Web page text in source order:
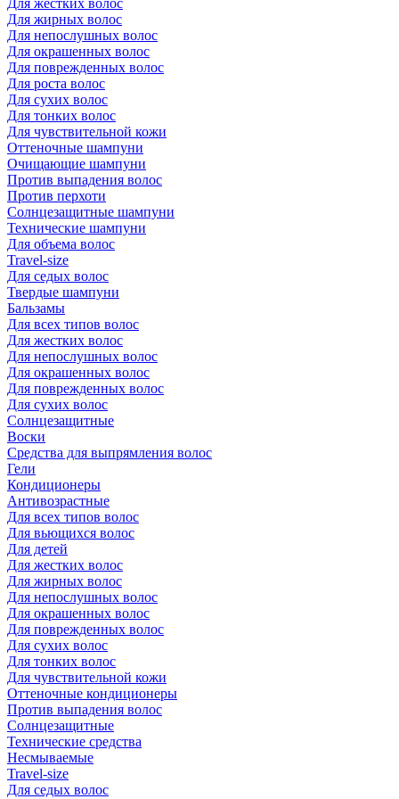
Для жестких волос
Для жирных волос
Для непослушных волос
Для окрашенных волос
Для поврежденных волос
Для роста волос
Для сухих волос
Для тонких волос
Для чувствительной кожи
Оттеночные шампуни
Очищающие шампуни
Против выпадения волос
Против перхоти
Солнцезащитные шампуни
Технические шампуни
Для объема волос
Travel-size
Для седых волос
Твердые шампуни
Бальзамы
Для всех типов волос
Для жестких волос
Для непослушных волос
Для окрашенных волос
Для поврежденных волос
Для сухих волос
Солнцезащитные
Воски
Средства для выпрямления волос
Гели
Кондиционеры
Антивозрастные
Для всех типов волос
Для вьющихся волос
Для детей
Для жестких волос
Для жирных волос
Для непослушных волос
Для окрашенных волос
Для поврежденных волос
Для сухих волос
Для тонких волос
Для чувствительной кожи
Оттеночные кондиционеры
Против выпадения волос
Солнцезащитные
Технические средства
Несмываемые
Travel-size
Для седых волос